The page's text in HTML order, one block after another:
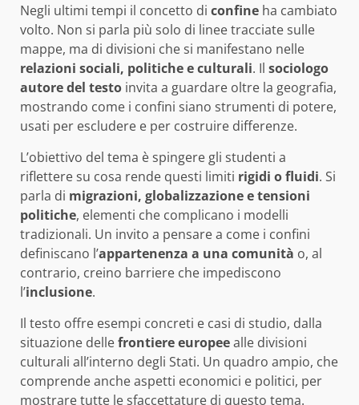
Negli ultimi tempi il concetto di confine ha cambiato
volto. Non si parla più solo di linee tracciate sulle
mappe, ma di divisioni che si manifestano nelle
relazioni sociali, politiche e culturali. Il sociologo
autore del testo invita a guardare oltre la geografia,
mostrando come i confini siano strumenti di potere,
usati per escludere e per costruire differenze.
L’obiettivo del tema è spingere gli studenti a
riflettere su cosa rende questi limiti rigidi o fluidi. Si
parla di migrazioni, globalizzazione e tensioni
politiche, elementi che complicano i modelli
tradizionali. Un invito a pensare a come i confini
definiscano l’appartenenza a una comunità o, al
contrario, creino barriere che impediscono
l’inclusione.
Il testo offre esempi concreti e casi di studio, dalla
situazione dellefrontiere europeealle divisioni
culturali all’interno degli Stati. Un quadro ampio, che
comprende anche aspetti economici e politici, per
mostrare tutte le sfaccettature di questo tema.